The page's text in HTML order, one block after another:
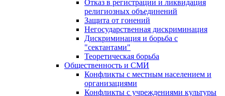
Отказ в регистрации и ликвидация
религиозных объединений
Защита от гонений
Негосударственная дискриминация
Дискриминация и борьба с
"сектантами"
Теоретическая борьба
Общественность и СМИ
Конфликты с местным населением и
организациями
Конфликты с учреждениями культуры